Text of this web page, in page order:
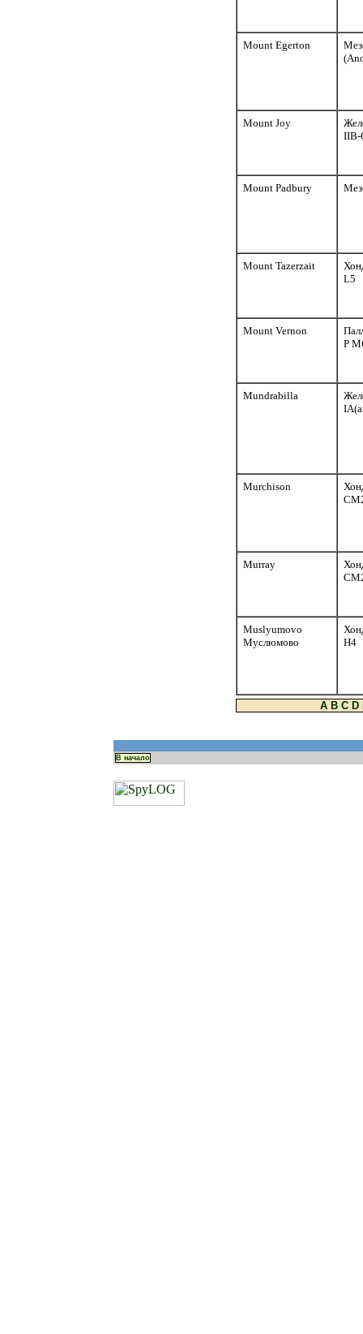
Mount Egerton
Mount Joy
IIB-
Mount Padbury
Mount Tazerzait
L5
Mount Vernon
P
Mundrabilla
Murchison
Murray
Muslyumovo
Муслюмово
H4
A B C D
В начало